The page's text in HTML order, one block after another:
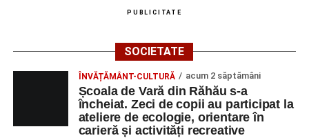
PUBLICITATE
SOCIETATE
ÎNVĂȚĂMÂNT-CULTURĂ acum 2 săptămâni
Școala de Vară din Răhău s-a
încheiat. Zeci de copii au participat la
ateliere de ecologie, orientare în
carieră și activități recreative